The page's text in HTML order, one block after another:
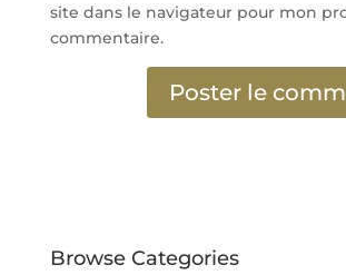
site dans le navigateur pour mon
commentaire.
Browse Categories